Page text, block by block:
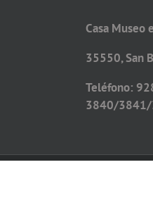
Casa Museo
35550, San
Teléfono:
3840/